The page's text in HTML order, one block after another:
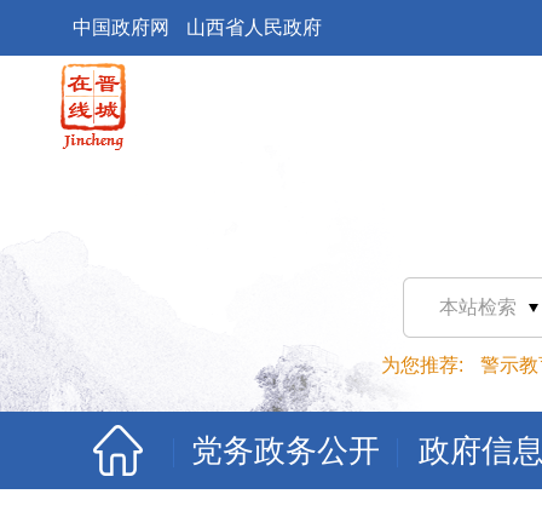
中国政府网 山西省人民政府
本站检索
为您推荐: 警示教
党务政务公开 政府信